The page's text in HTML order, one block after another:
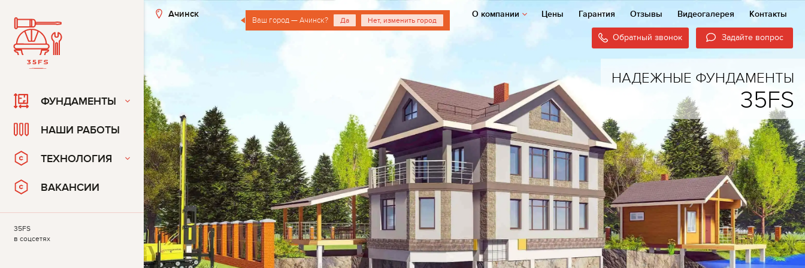
Ачинск
Ваш город — Ачинск? Да Нет, изменить город
О компании Цены Гарантия Отзывы Видеогалерея Контакты
Обратный звонок Задайте вопрос
НАДЕЖНЫЕ ФУНДАМЕНТЫ
35FS
ФУНДАМЕНТЫ
НАШИ РАБОТЫ
ТЕХНОЛОГИЯ
ВАКАНСИИ
35FS
в соцсетях